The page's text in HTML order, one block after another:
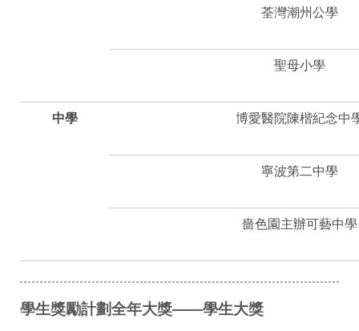
荃灣潮州公學
聖母小學
中學 博愛醫院陳楷紀念中
寧波第二中學
嗇色園主辦可藝中學
學生獎勵計劃全年大獎——學生大獎